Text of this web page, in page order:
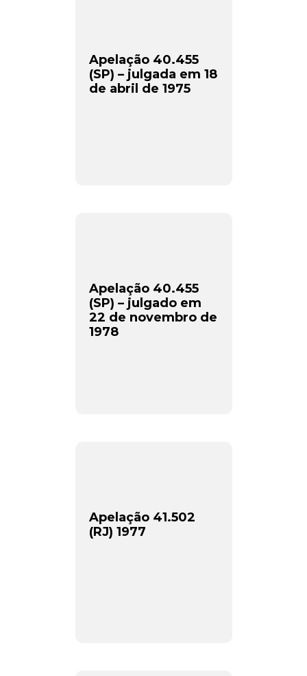
Apelação 40.455
(SP) – julgada em 18
de abril de 1975
Apelação 40.455
(SP) – julgado em
22 de novembro de
1978
Apelação 41.502
(RJ) 1977